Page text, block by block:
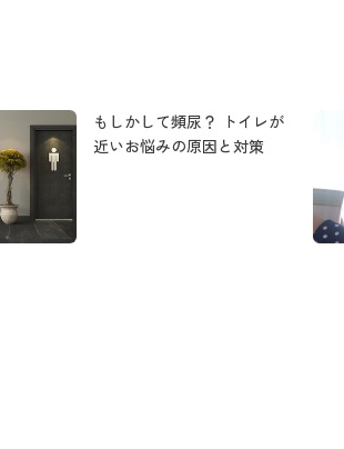
もしかして頻尿？ トイレが
近いお悩みの原因と対策